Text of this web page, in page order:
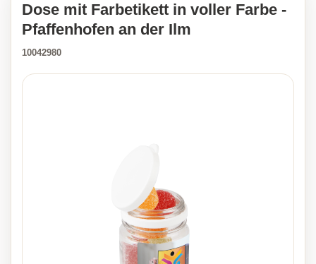
Dose mit Farbetikett in voller Farbe -
Pfaffenhofen an der Ilm
10042980